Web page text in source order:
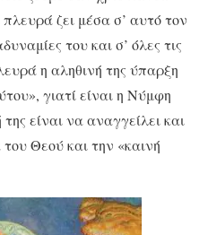
ζει μέσα σ’ αυτό τον
του και σ’ όλες τις
η αληθινή της ύπαρξη
γιατί είναι η Νύμφη
είναι να αναγγείλει και
Θεού και την «καινή